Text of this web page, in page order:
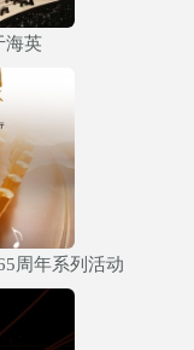
海英
周年系列活动